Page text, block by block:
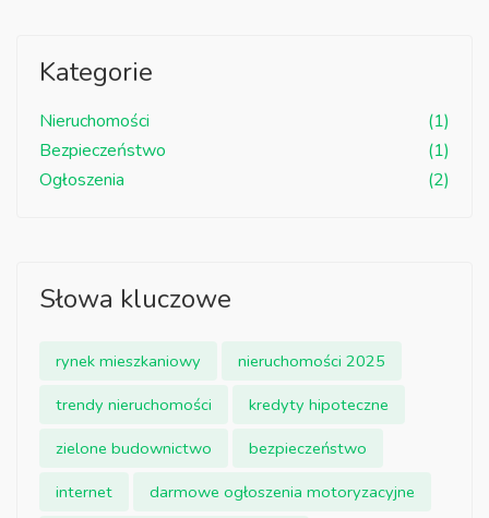
Kategorie
Nieruchomości
(1)
Bezpieczeństwo
(1)
Ogłoszenia
(2)
Słowa kluczowe
rynek mieszkaniowy
nieruchomości 2025
trendy nieruchomości
kredyty hipoteczne
zielone budownictwo
bezpieczeństwo
internet
darmowe ogłoszenia motoryzacyjne